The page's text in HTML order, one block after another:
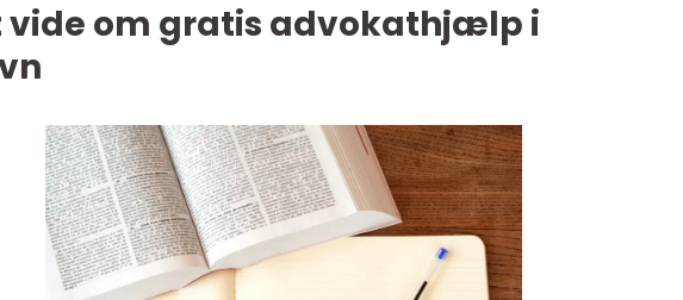
om gratis advokathjælp i